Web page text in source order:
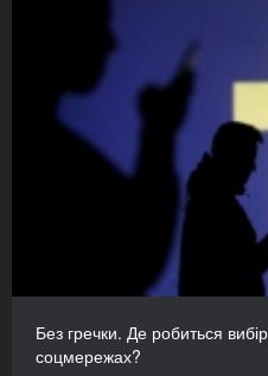
Без гречки. Де робиться
соцмережах?